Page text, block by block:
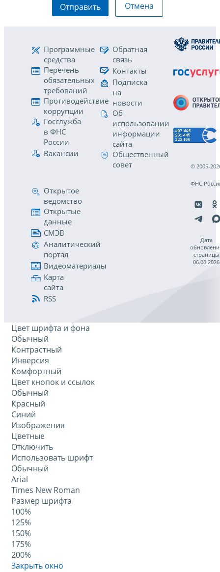
Отправить Отмена
Программные
средства
Перечень
обязательных
требований
Противодействие
коррупции
Госслужба
в ФНС
России
Вакансии
Обратная
связь
Контакты
Подписка
на
новости
Об
использовании
информации
сайта
Общественный
совет
Открытое
ведомство
Открытые
данные
СМЭВ
Аналитический
портал
Видеоматериалы
Карта
сайта
RSS
© 2005-
ФНС
Дата
страницы
06.08.2026
Цвет шрифта и фона
Обычный
Контрастный
Инверсия
Комфортный
Цвет кнопок и ссылок
Обычный
Красный
Синий
Изображения
Цветные
Отключить
Использовать шрифт
Обычный
Arial
Times New Roman
Размер шрифта
100%
125%
150%
175%
200%
Закрыть окно